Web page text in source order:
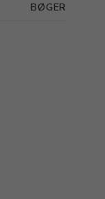
BØGER